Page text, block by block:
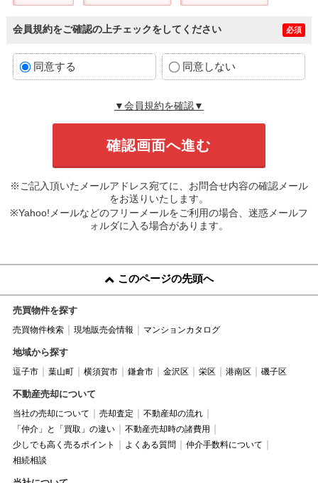
会員規約をご確認の上チェックをしてください 必須
同意する 同意しない
▼会員規約を確認▼
※ご記入頂いたメールアドレス宛てに、お問合せ内容の確認メール
をお送りいたします。
※Yahoo!メールなどのフリーメールをご利用の場合、迷惑メールフ
ォルダに入る場合があります。
このページの先頭へ
売買物件を探す
売買物件検索 現地販売会情報 マンションカタログ
地域から探す
逗子市 葉山町 横須賀市 鎌倉市 金沢区 栄区 港南区 磯子区
不動産売却について
当社の売却について 売却査定
不動産却の流れ
「仲介」と「買取」の違い
不動産売却時の諸費用
少しでも高く売るポイント
よくある質問
仲介手数料について
相続相談